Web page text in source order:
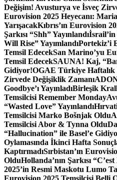
Değişim! Avusturya ve İsveç
Eurovision 2025 Heyecanı:
YarışacakKıbrıs’ın Eurovision
Şarkısı “Shh” Yayınlandıİsrail’in
Will Rise” YayımlandıPortekiz’i
Temsil EdecekSan Marino’yu
Temsil EdecekSAUNA! Kaj,
Gidiyor!OGAE Türkiye Haftalık
Zirvede Değişiklik Zamanı
Goodbye’ı YayınladıBirleşik
Temsilcisi Remember Monday
“Wasted Love” Yayınlandı
Temsilcisi Marko Bošnjak Oldu
Temsilcisi Abor & Tynna Oldu
“Hallucination” ile Basel’e
Oylamasında İkinci Hafta
KaptırmadıSırbistan’ın
OlduHollanda’nın Şarkısı
2025’in Resmi Maskotu Lumo
Eurovision 2025 Temsilcisi Belli